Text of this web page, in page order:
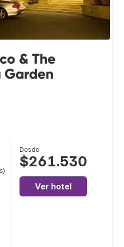
& The
Garden
Desde
$261.530
Ver hotel